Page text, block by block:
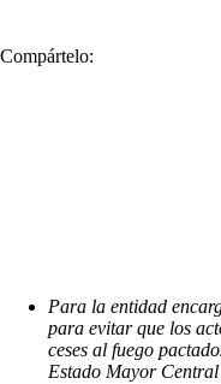
Compártelo:
Para la entidad
para evitar que los
ceses al fuego
Estado Mayor